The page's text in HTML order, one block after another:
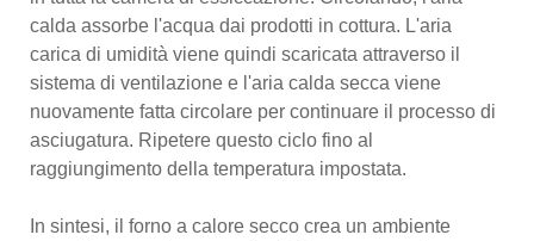
calda assorbe l'acqua dai prodotti in cottura. L'aria
carica di umidità viene quindi scaricata attraverso il
sistema di ventilazione e l'aria calda secca viene
nuovamente fatta circolare per continuare il processo di
asciugatura. Ripetere questo ciclo fino al
raggiungimento della temperatura impostata.
In sintesi, il forno a calore secco crea un ambiente